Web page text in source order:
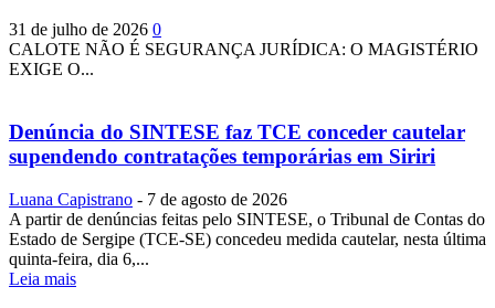
31 de julho de 2026 0
CALOTE NÃO É SEGURANÇA JURÍDICA: O MAGISTÉRIO
EXIGE O...
Denúncia do SINTESE faz TCE conceder cautelar
supendendo contratações temporárias em Siriri
Luana Capistrano - 7 de agosto de 2026
A partir de denúncias feitas pelo SINTESE, o Tribunal de Contas do
Estado de Sergipe (TCE-SE) concedeu medida cautelar, nesta última
quinta-feira, dia 6,...
Leia mais